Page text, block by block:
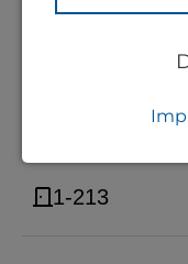
Kontakt
1-213